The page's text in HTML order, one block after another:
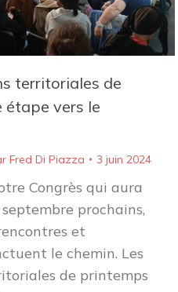
territoriales de
étape vers le
Fred Di Piazza 3 juin 2024
Congrès qui aura
prochains,
et
le chemin. Les
de printemps